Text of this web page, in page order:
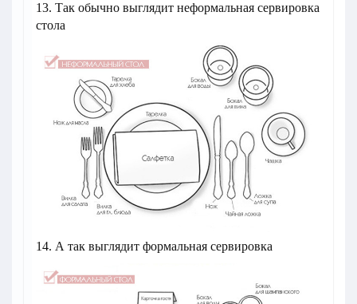
13. Так обычно выглядит неформальная сервировка
стола
14. А так выглядит формальная сервировка